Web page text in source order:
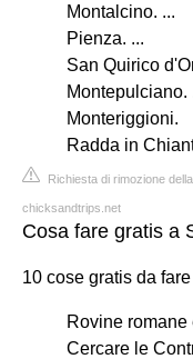
Montalcino. ...
Pienza. ...
San Quirico
Montepulciano.
Monteriggioni.
Radda in
Richiesta di rimozione
chicksandtrips.net
Cosa fare gratis a
10 cose gratis da
Rovine romane
Cercare le